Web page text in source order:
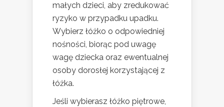
małych dzieci, aby zredukować
ryzyko w przypadku upadku.
Wybierz łóżko o odpowiedniej
nośności, biorąc pod uwagę
wagę dziecka oraz ewentualnej
osoby dorosłej korzystającej z
łóżka.
Jeśli wybierasz łóżko piętrowe,